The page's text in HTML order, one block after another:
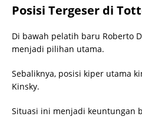
Posisi Tergeser di
Di bawah pelatih baru Roberto
menjadi pilihan utama.
Sebaliknya, posisi kiper utama
Kinsky.
Situasi ini menjadi keuntungan